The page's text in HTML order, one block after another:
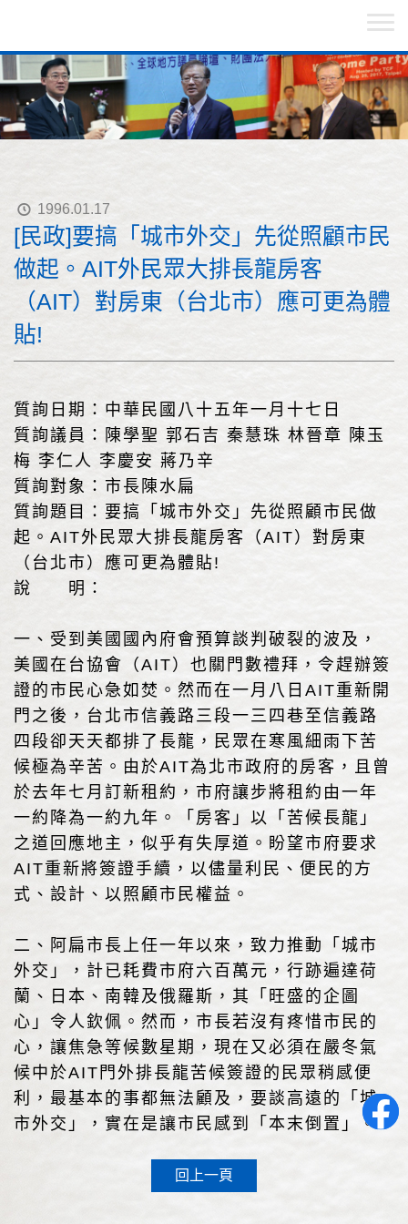
1996.01.17
[民政]要搞「城市外交」先從照顧市民
做起。AIT外民眾大排長龍房客
（AIT）對房東（台北市）應可更為體
貼!
質詢日期：中華民國八十五年一月十七日
質詢議員：陳學聖 郭石吉 秦慧珠 林晉章 陳玉
梅 李仁人 李慶安 蔣乃辛
質詢對象：市長陳水扁
質詢題目：要搞「城市外交」先從照顧市民做
起。AIT外民眾大排長龍房客（AIT）對房東
（台北市）應可更為體貼!
說 明：
一、受到美國國內府會預算談判破裂的波及，
美國在台協會（AIT）也關門數禮拜，令趕辦簽
證的市民心急如焚。然而在一月八日AIT重新開
門之後，台北市信義路三段一三四巷至信義路
四段卻天天都排了長龍，民眾在寒風細雨下苦
候極為辛苦。由於AIT為北市政府的房客，且曾
於去年七月訂新租約，市府讓步將租約由一年
一約降為一約九年。「房客」以「苦候長龍」
之道回應地主，似乎有失厚道。盼望市府要求
AIT重新將簽證手續，以儘量利民、便民的方
式、設計、以照顧市民權益。
二、阿扁市長上任一年以來，致力推動「城市
外交」，計已耗費市府六百萬元，行跡遍達荷
蘭、日本、南韓及俄羅斯，其「旺盛的企圖
心」令人欽佩。然而，市長若沒有疼惜市民的
心，讓焦急等候數星期，現在又必須在嚴冬氣
候中於AIT門外排長龍苦候簽證的民眾稍感便
利，最基本的事都無法顧及，要談高遠的「城
市外交」，實在是讓市民感到「本末倒置」。
回上一頁